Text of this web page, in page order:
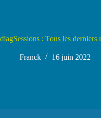
diagSessions : Tous les derniers
Franck 16 juin 2022